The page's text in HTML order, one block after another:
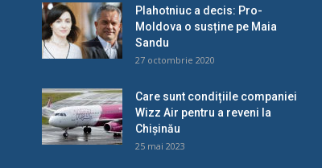
Plahotniuc a decis: Pro-
Moldova o susține pe Maia
Sandu
27 octombrie 2020
Care sunt condițiile companiei
Wizz Air pentru a reveni la
Chișinău
25 mai 2023